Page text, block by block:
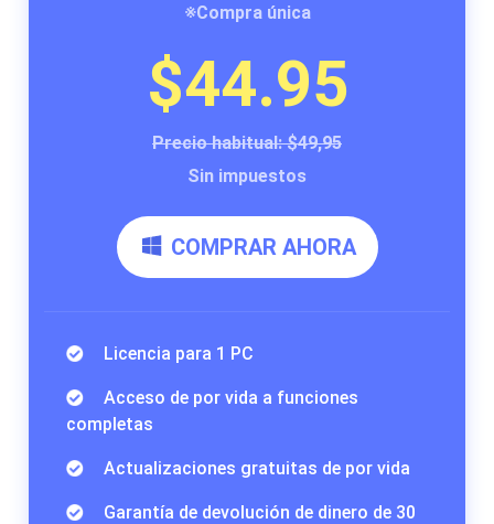
※Compra única
$44.95
Precio habitual: $49,95
Sin impuestos
COMPRAR AHORA
Licencia para 1 PC
Acceso de por vida a funciones
completas
Actualizaciones gratuitas de por vida
Garantía de devolución de dinero de 30